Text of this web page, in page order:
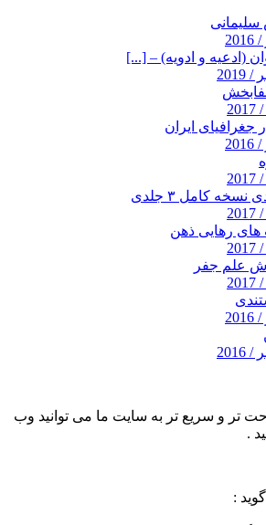
سلیمانی
(ادعیه و ادویه) – [...]
جغرافیای ایران
کامل ۳ جلدی
علم جفر
تر و سریع تر به سایت ما می توانید وب
.
: